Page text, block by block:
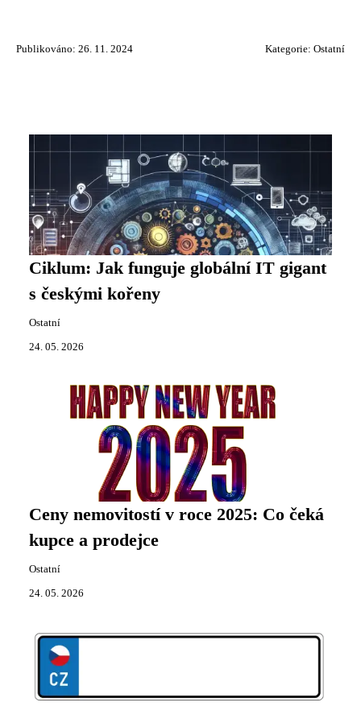
Publikováno: 26. 11. 2024 Kategorie: Ostatní
Ciklum: Jak funguje globální IT gigant
s českými kořeny
Ostatní
24. 05. 2026
Ceny nemovitostí v roce 2025: Co čeká
kupce a prodejce
Ostatní
24. 05. 2026